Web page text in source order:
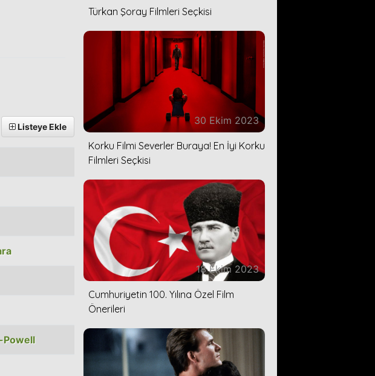
Listeye Ekle
Powell
Türkan Şoray Filmleri Seçkisi
30 Ekim 2023
Korku Filmi Severler Buraya! En İyi Korku
Filmleri Seçkisi
18 Ekim 2023
Cumhuriyetin 100. Yılına Özel Film
Önerileri